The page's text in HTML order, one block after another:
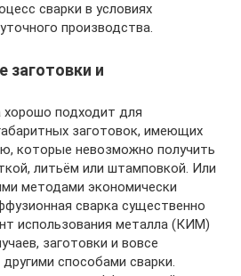
сварки в условиях
производства.
заготовки и
подходит для
заготовок, имеющих
которые невозможно получить
литьём или штамповкой. Или
методами экономически
сварка существенно
использования металла (КИМ)
заготовки и вовсе
способами сварки.